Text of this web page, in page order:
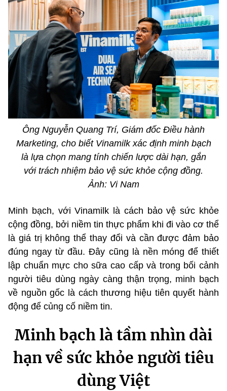
Ông Nguyễn Quang Trí, Giám đốc Điều hành
Marketing, cho biết Vinamilk xác định minh bạch
là lựa chọn mang tính chiến lược dài hạn, gắn
với trách nhiệm bảo vệ sức khỏe cộng đồng.
Ảnh: Vi Nam
Minh bạch, với Vinamilk là cách bảo vệ sức khỏe
cộng đồng, bởi niềm tin thực phẩm khi đi vào cơ thể
là giá trị không thể thay đổi và cần được đảm bảo
đúng ngay từ đầu. Đây cũng là nền móng để thiết
lập chuẩn mực cho sữa cao cấp và trong bối cảnh
người tiêu dùng ngày càng thận trọng, minh bạch
về nguồn gốc là cách thương hiệu tiên quyết hành
động để củng cố niềm tin.
Minh bạch là tầm nhìn dài
hạn về sức khỏe người tiêu
dùng Việt